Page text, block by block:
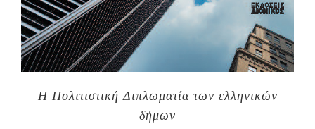
Η Πολιτιστική Διπλωματία των ελληνικών
δήμων